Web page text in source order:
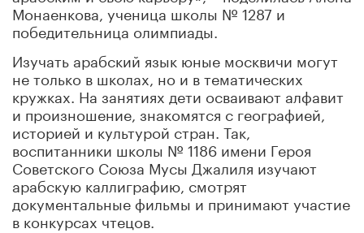
Монаенкова, ученица школы № 1287 и
победительница олимпиады.
Изучать арабский язык юные москвичи могут
не только в школах, но и в тематических
кружках. На занятиях дети осваивают алфавит
и произношение, знакомятся с географией,
историей и культурой стран. Так,
воспитанники школы № 1186 имени Героя
Советского Союза Мусы Джалиля изучают
арабскую каллиграфию, смотрят
документальные фильмы и принимают участие
в конкурсах чтецов.